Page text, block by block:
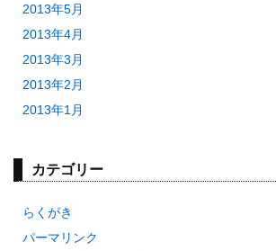
2013年5月
2013年4月
2013年3月
2013年2月
2013年1月
カテゴリー
らくがき
パーマリンク